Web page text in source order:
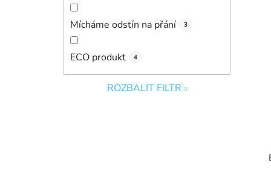
Mícháme odstín na přání 3
ECO produkt 4
ROZBALIT FILTR